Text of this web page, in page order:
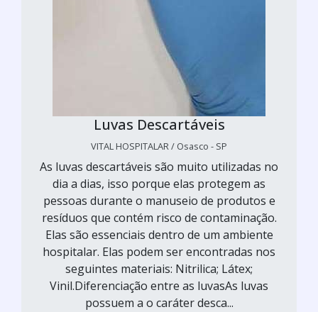
Luvas Descartáveis
VITAL HOSPITALAR / Osasco - SP
As luvas descartáveis são muito utilizadas no
dia a dias, isso porque elas protegem as
pessoas durante o manuseio de produtos e
resíduos que contém risco de contaminação.
Elas são essenciais dentro de um ambiente
hospitalar. Elas podem ser encontradas nos
seguintes materiais: Nitrilica; Látex;
Vinil.Diferenciação entre as luvasAs luvas
possuem a o caráter desca...